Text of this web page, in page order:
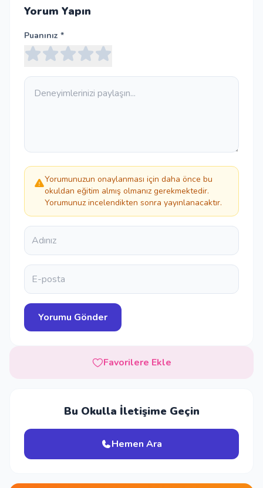
Yorum Yapın
Puanınız *
Yorumunuzun onaylanması için daha önce bu
okuldan eğitim almış olmanız gerekmektedir.
Yorumunuz incelendikten sonra yayınlanacaktır.
Favorilere Ekle
Bu Okulla İletişime Geçin
Hemen Ara